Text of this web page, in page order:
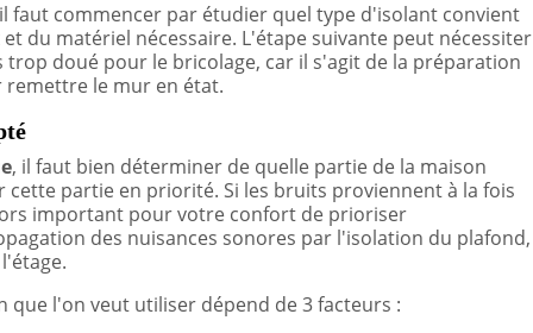
faut commencer par étudier quel type d'isolant convient
du matériel nécessaire. L'étape suivante peut nécessiter
doué pour le bricolage, car il s'agit de la préparation
le mur en état.
, il faut bien déterminer de quelle partie de la maison
partie en priorité. Si les bruits proviennent à la fois
important pour votre confort de prioriser
des nuisances sonores par l'isolation du plafond,
l'on veut utiliser dépend de 3 facteurs :